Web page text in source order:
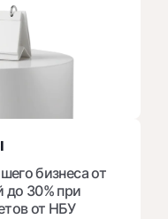
бизнеса от
до 30% при
от НБУ